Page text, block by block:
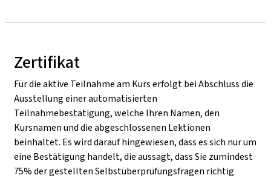
Zertifikat
Für die aktive Teilnahme am Kurs erfolgt bei Abschluss die
Ausstellung einer automatisierten
Teilnahmebestätigung, welche Ihren Namen, den
Kursnamen und die abgeschlossenen Lektionen
beinhaltet. Es wird darauf hingewiesen, dass es sich nur um
eine Bestätigung handelt, die aussagt, dass Sie zumindest
75% der gestellten Selbstüberprüfungsfragen richtig